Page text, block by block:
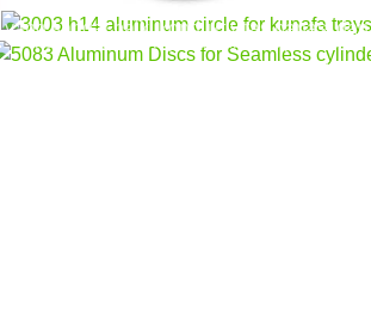
yang sangat baik, konduktivitas panas, dan
kinerja yang aman untuk makanan untuk
produksi silinder yang mulus. Ringan, tahan
bertekanan tinggi di sektor industri dan